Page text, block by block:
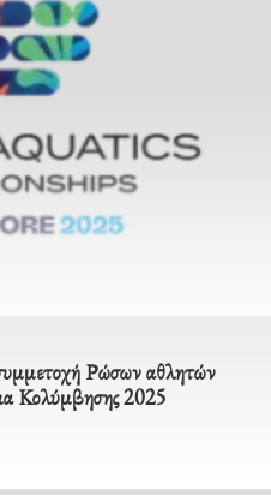
Ρώσων αθλητών
Κολύμβησης 2025